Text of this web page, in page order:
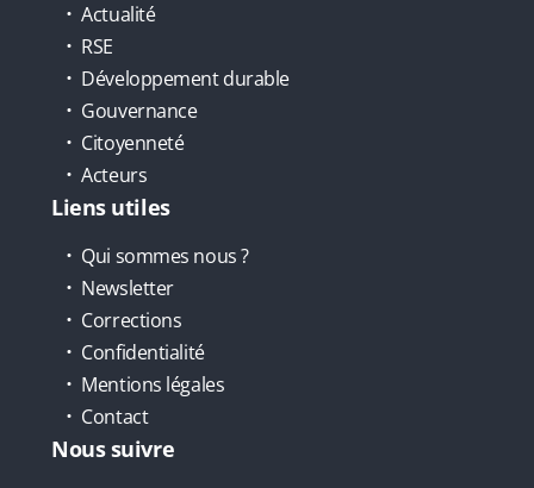
Actualité
RSE
Développement durable
Gouvernance
Citoyenneté
Acteurs
Liens utiles
Qui sommes nous ?
Newsletter
Corrections
Confidentialité
Mentions légales
Contact
Nous suivre